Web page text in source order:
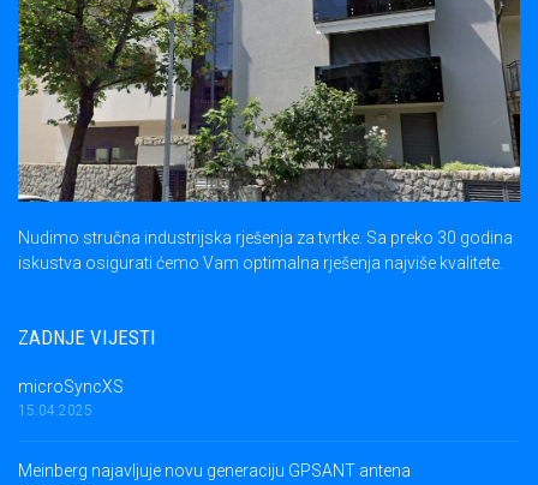
Nudimo stručna industrijska rješenja za tvrtke. Sa preko 30 godina
iskustva osigurati ćemo Vam optimalna rješenja najviše kvalitete.
ZADNJE VIJESTI
microSyncXS
15.04.2025
Meinberg najavljuje novu generaciju GPSANT antena